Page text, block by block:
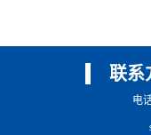
联系
电